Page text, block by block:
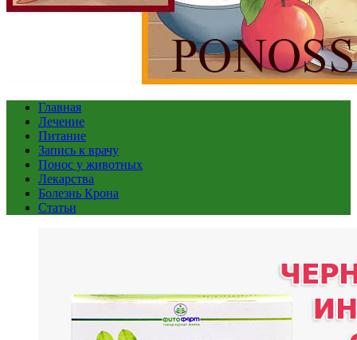
Главная
Лечение
Питание
Запись к врачу
Понос у животных
Лекарства
Болезнь Крона
Статьи